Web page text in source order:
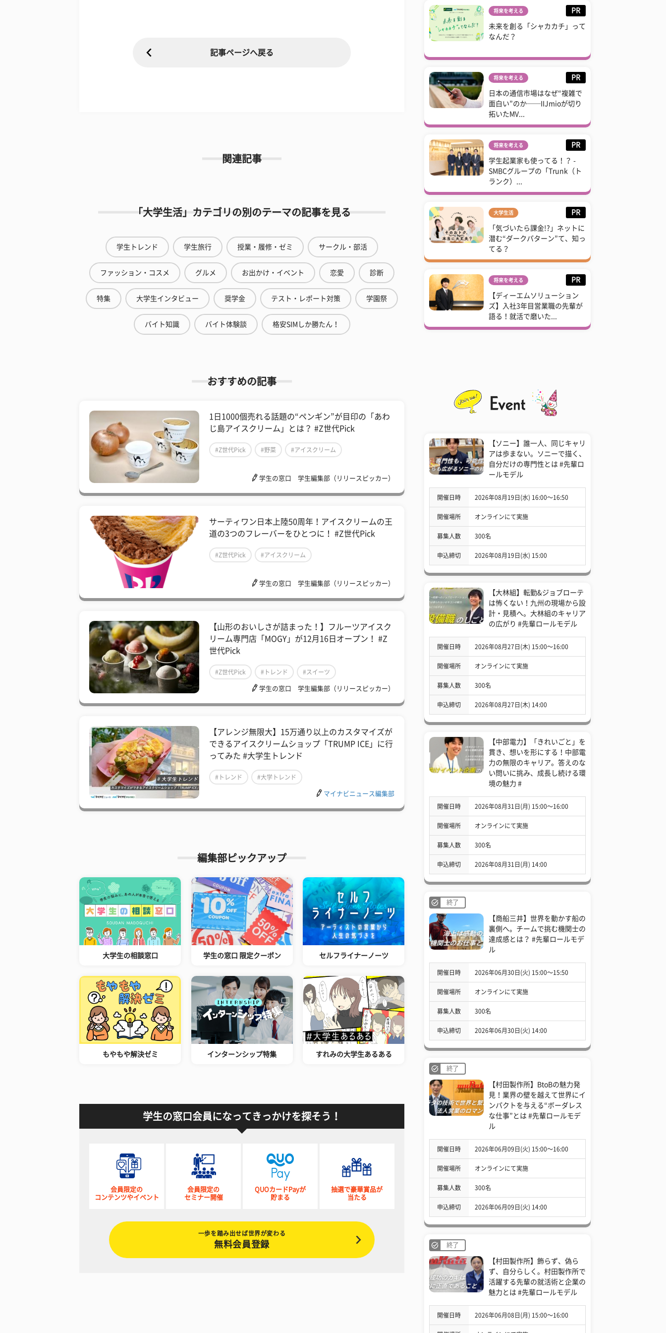
記事ページへ戻る
関連記事
「大学生活」カテゴリの別のテーマの記事を見る
学生トレンド 学生旅行 授業・履修・ゼミ サークル・部活
ファッション・コスメ グルメ お出かけ・イベント 恋愛 診断
特集 大学生インタビュー 奨学金 テスト・レポート対策 学園祭
バイト知識 バイト体験談 格安SIMしか勝たん！
おすすめの記事
1日1000個売れる話題の“ペンギン”が目印の「あわ
じ島アイスクリーム」とは？ #Z世代Pick
#Z世代Pick #野菜 #アイスクリーム
学生の窓口 学生編集部（リリースピッカー）
サーティワン日本上陸50周年！アイスクリームの王
道の3つのフレーバーをひとつに！ #Z世代Pick
#Z世代Pick #アイスクリーム
学生の窓口 学生編集部（リリースピッカー）
【山形のおいしさが詰まった！】フルーツアイスク
リーム専門店「MOGY」が12月16日オープン！ #Z
世代Pick
#Z世代Pick #トレンド #スイーツ
学生の窓口 学生編集部（リリースピッカー）
【アレンジ無限大】15万通り以上のカスタマイズが
できるアイスクリームショップ「TRUMP ICE」に行
ってみた #大学生トレンド
#トレンド #大学トレンド
マイナビニュース編集部
編集部ピックアップ
大学生の相談窓口 学生の窓口 限定クーポン セルフライナーノーツ
もやもや解決ゼミ インターンシップ特集 すれみの大学生あるある
学生の窓口会員になってきっかけを探そう！
会員限定の
コンテンツやイベント
会員限定の
セミナー開催
QUOカードPayが
貯まる
抽選で豪華賞品が
当たる
一歩を踏み出せば世界が変わる
無料会員登録
将来を考える PR
未来を創る「シャカカチ」って
なんだ？
将来を考える PR
日本の通信市場はなぜ“複雑で
面白い”のか──IIJmioが切り
拓いたMV...
将来を考える PR
学生起業家も使ってる！？ -
SMBCグループの「Trunk（ト
ランク）...
大学生活 PR
「気づいたら課金!?」ネットに
潜む“ダークパターン”て、知っ
てる？
将来を考える PR
【ディーエムソリューション
ズ】入社3年目営業職の先輩が
語る！就活で磨いた...
【ソニー】誰一人、同じキャリ
アは歩まない。ソニーで描く、
自分だけの専門性とは #先輩ロ
ールモデル
開催日時 2026年08月19日(水) 16:00〜16:50
開催場所 オンラインにて実施
募集人数 300名
申込締切 2026年08月19日(水) 15:00
【大林組】転勤&ジョブローテ
は怖くない！九州の現場から設
計・見積へ。大林組のキャリア
の広がり #先輩ロールモデル
開催日時 2026年08月27日(木) 15:00〜16:00
開催場所 オンラインにて実施
募集人数 300名
申込締切 2026年08月27日(木) 14:00
【中部電力】「きれいごと」を
貫き、想いを形にする！中部電
力の無限のキャリア。答えのな
い問いに挑み、成長し続ける環
境の魅力 #
開催日時 2026年08月31日(月) 15:00〜16:00
開催場所 オンラインにて実施
募集人数 300名
申込締切 2026年08月31日(月) 14:00
終了
【商船三井】世界を動かす船の
裏側へ。チームで挑む機関士の
達成感とは？ #先輩ロールモデ
ル
開催日時 2026年06月30日(火) 15:00〜15:50
開催場所 オンラインにて実施
募集人数 300名
申込締切 2026年06月30日(火) 14:00
終了
【村田製作所】BtoBの魅力発
見！業界の壁を越えて世界にイ
ンパクトを与える“ボーダレス
な仕事”とは #先輩ロールモデ
ル
開催日時 2026年06月09日(火) 15:00〜16:00
開催場所 オンラインにて実施
募集人数 300名
申込締切 2026年06月09日(火) 14:00
終了
【村田製作所】飾らず、偽ら
ず、自分らしく。村田製作所で
活躍する先輩の就活術と企業の
魅力とは #先輩ロールモデル
開催日時 2026年06月08日(月) 15:00〜16:00